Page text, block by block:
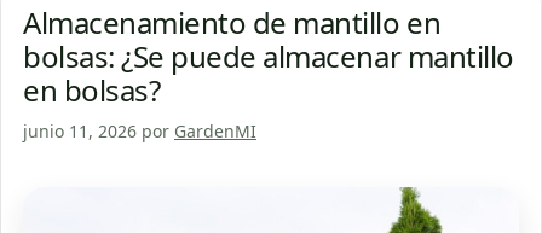
Almacenamiento de mantillo en
bolsas: ¿Se puede almacenar mantillo
en bolsas?
junio 11, 2026 por GardenMI